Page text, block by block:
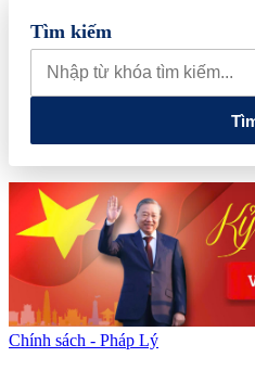
kinh doanh, tìm kiếm doanh
chỉ các cửa hàng rau củ quả sạch
trợ đến nâng cao năng lực vận
nghiệp
Tìm kiếm
Chính sách - Pháp Lý